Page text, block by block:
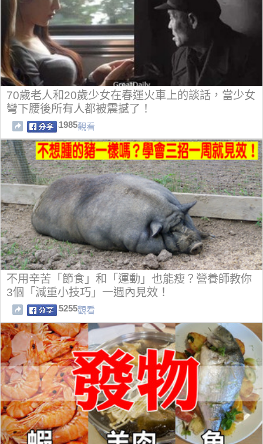
70歲老人和20歲少女在春運火車上的談話，當少女
彎下腰後所有人都被震撼了！
1985觀看
不用辛苦「節食」和「運動」也能瘦？營養師教你
3個「減重小技巧」一週內見效！
5255觀看